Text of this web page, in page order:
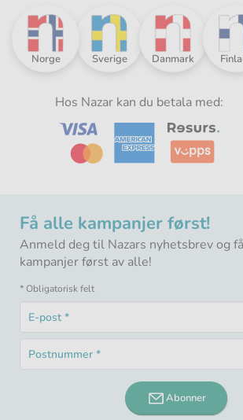
Nazar
-
Sverige
Nazar
-
Danmark
-
Nazar
Norge
Hos Nazar kan du betala med:
Få alle kampanjer først!
Anmeld deg til Nazars nyhetsbrev og
kampanjer først av alle!
* Obligatorisk felt
E-
post
felt
Postnummer
Obligatorisk
Abonner